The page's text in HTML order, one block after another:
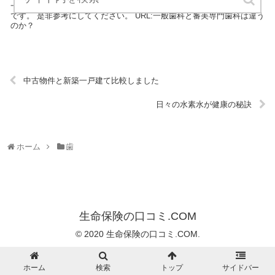
一般歯科と審美専門歯科は違うのか？は、歯についてのブログサイト
です。 是非参考にしてください。 URL:一般歯科と審美専門歯科は違う
のか？
中古物件と新築一戸建て比較しました
日々の水素水が健康の秘訣
ホーム 歯
生命保険の口コミ.COM
© 2020 生命保険の口コミ.COM.
ホーム 検索 トップ サイドバー